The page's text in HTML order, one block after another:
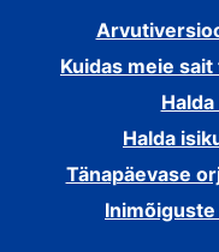
Kuidas meie
Halda
Tänapäevase